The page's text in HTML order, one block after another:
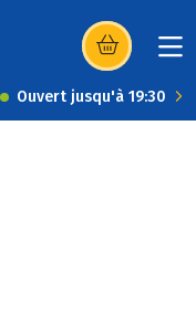
(s’ouvre dans
Ouvert jusqu'à 19:30